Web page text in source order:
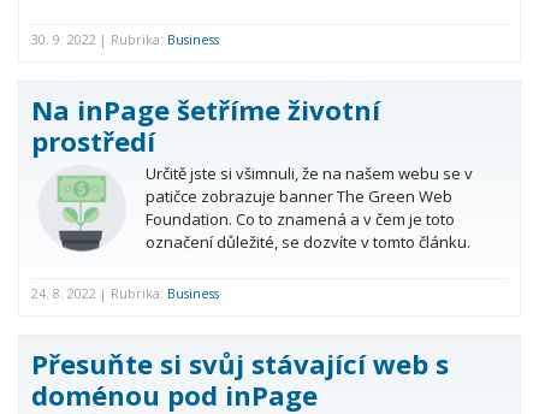
30. 9. 2022 | Rubrika: Business
Na inPage šetříme životní
prostředí
Určitě jste si všimnuli, že na našem webu se v
patičce zobrazuje banner The Green Web
Foundation. Co to znamená a v čem je toto
označení důležité, se dozvíte v tomto článku.
24. 8. 2022 | Rubrika: Business
Přesuňte si svůj stávající web s
doménou pod inPage